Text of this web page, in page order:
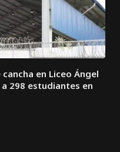
en Liceo Ángel
298 estudiantes en